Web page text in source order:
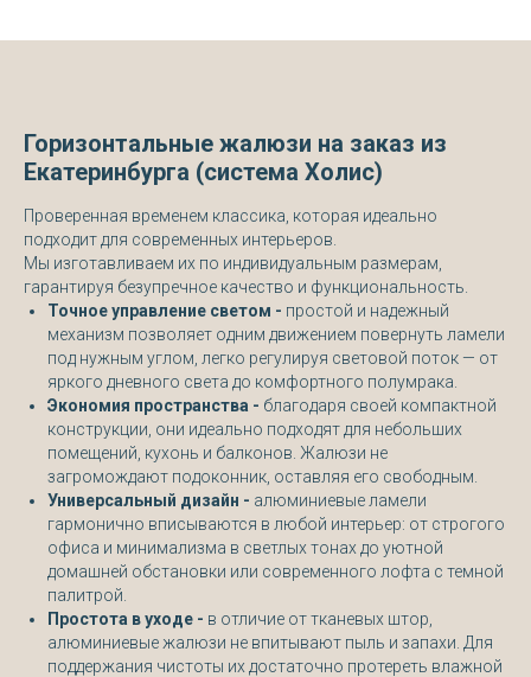
Горизонтальные жалюзи на заказ из
Екатеринбурга (система Холис)
Проверенная временем классика, которая идеально
подходит для современных интерьеров.
Мы изготавливаем их по индивидуальным размерам,
гарантируя безупречное качество и функциональность.
Точное управление светом - простой и надежный
механизм позволяет одним движением повернуть ламели
под нужным углом, легко регулируя световой поток — от
яркого дневного света до комфортного полумрака.
Экономия пространства - благодаря своей компактной
конструкции, они идеально подходят для небольших
помещений, кухонь и балконов. Жалюзи не
загромождают подоконник, оставляя его свободным.
Универсальный дизайн - алюминиевые ламели
гармонично вписываются в любой интерьер: от строгого
офиса и минимализма в светлых тонах до уютной
домашней обстановки или современного лофта с темной
палитрой.
Простота в уходе - в отличие от тканевых штор,
алюминиевые жалюзи не впитывают пыль и запахи. Для
поддержания чистоты их достаточно протереть влажной